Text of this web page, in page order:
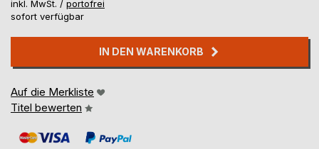
inkl. MwSt. / portofrei
sofort verfügbar
IN DEN WARENKORB
Auf die Merkliste
Titel bewerten